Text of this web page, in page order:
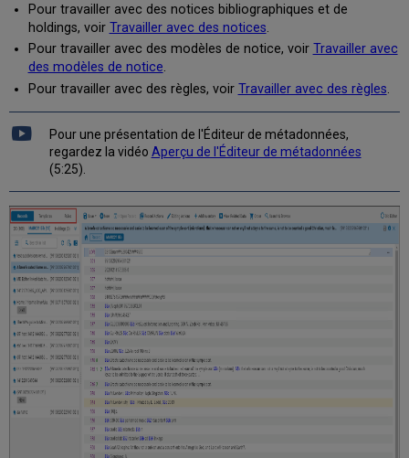
de
section
de
modification
Voir
du
champ
Ouvrir
le
formulaire
Zone
Alertes
Naviguer
sur
le
panneau
de
modification
avec
les
touches
Pour travailler avec des notices bibliographiques et de
holdings, voir Travailler avec des notices.
Pour travailler avec des modèles de notice, voir Travailler avec
des modèles de notice.
Pour travailler avec des règles, voir Travailler avec des règles.
Pour une présentation de l'Éditeur de métadonnées,
regardez la vidéo Aperçu de l'Éditeur de métadonnées
(5:25).